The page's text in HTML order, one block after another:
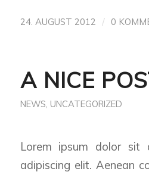
24. AUGUST 2012 / 0
A NICE
NEWS, UNCATEGORIZED
Lorem ipsum dolor sit
adipiscing elit. Aenean